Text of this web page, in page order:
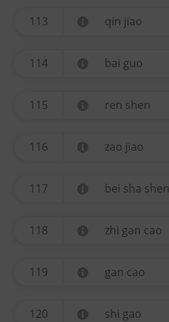
113 qin jiao
114 bai guo
115 ren shen
116 zao jiao
117 bei sha shen
118 zhi gan cao
119 gan cao
120 shi gao